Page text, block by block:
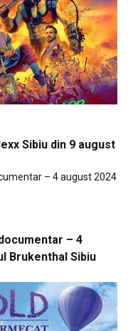
Sibiu din 9 august
– 4
Brukenthal Sibiu